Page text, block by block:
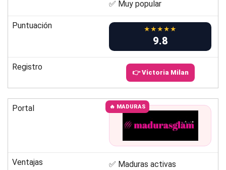
✅ Muy popular
Puntuación ★★★★★
9.8
Registro
👉 Victoria Milan
Portal 🔥 MADURAS
Ventajas
✅ Maduras activas